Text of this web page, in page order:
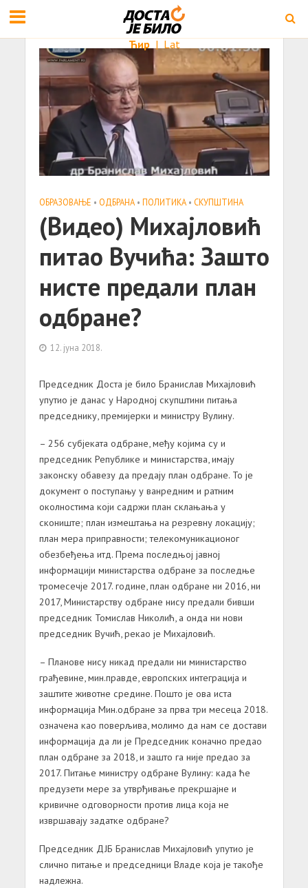
Ћир | Lat
ОБРАЗОВАЊЕ • ОДБРАНА • ПОЛИТИКА • СКУПШТИНА
(Видео) Михајловић
питао Вучића: Зашто
нисте предали план
одбране?
12. јуна 2018.
Председник Доста је било Бранислав Михајловић
упутио је данас у Народној скупштини питања
председнику, премијерки и министру Вулину.
– 256 субјеката одбране, међу којима су и
председник Републике и министарства, имају
законску обавезу да предају план одбране. То је
документ о поступању у ванредним и ратним
околностима који садржи план склањања у
скониште; план измештања на резревну локацију;
план мера приправности; телекомуникационог
обезбеђења итд. Према последњој јавној
информацији министарства одбране за последње
тромесечје 2017. године, план одбране ни 2016, ни
2017, Министарству одбране нису предали бивши
председник Томислав Николић, а онда ни нови
председник Вучић, рекао је Михајловић.
– Планове нису никад предали ни министарство
грађевине, мин.правде, европских интеграција и
заштите животне средине. Пошто је ова иста
информација Мин.одбране за прва три месеца 2018.
означена као поверљива, молимо да нам се достави
информација да ли је Председник коначно предао
план одбране за 2018, и зашто га није предао за
2017. Питање министру одбране Вулину: када ће
предузети мере за утврђивање прекршајне и
кривичне одговорности против лица која не
извршавају задатке одбране?
Председник ДЈБ Бранислав Михајловић упутио је
слично питање и председници Владе која је такође
надлежна.